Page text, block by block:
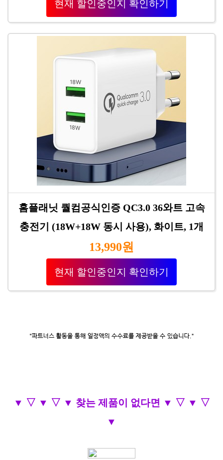
현재 할인중인지 확인하기
홈플래닛 퀄컴공식인증 QC3.0 36와트 고속
충전기 (18W+18W 동시 사용), 화이트, 1개
13,990원
현재 할인중인지 확인하기
▼ ▽ ▼ ▽ ▼ 찾는 제품이 없다면 ▼ ▽ ▼ ▽
▼